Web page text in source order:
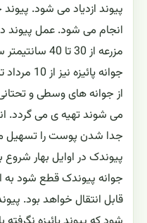
پیوند ازدیاد می شود. پیوند
مزرعه از 30
از جوانه های وسطی و
می شوند تهیه ی می گردد.
جدا شدن پوست را تسهیل
پیوندک در اوایل بهار شروع
جوانه پیوندک قطع شود به
قابل انتقال خواهد بود.